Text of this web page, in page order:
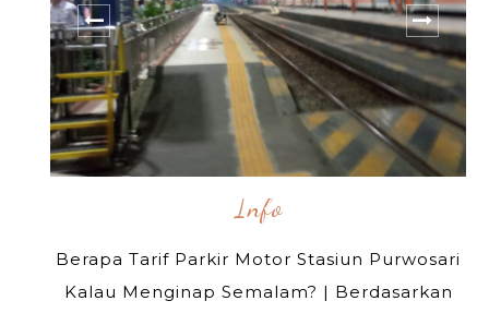
Info
Berapa Tarif Parkir Motor Stasiun Purwosari
Kalau Menginap Semalam? | Berdasarkan